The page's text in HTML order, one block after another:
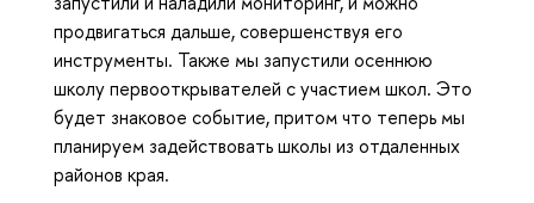
продвигаться дальше, совершенствуя его
инструменты. Также мы запустили осеннюю
школу первооткрывателей с участием школ. Это
будет знаковое событие, притом что теперь мы
планируем задействовать школы из отдаленных
районов края.